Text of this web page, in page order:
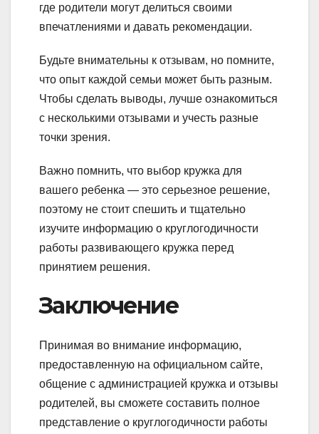
где родители могут делиться своими
впечатлениями и давать рекомендации.
Будьте внимательны к отзывам, но помните,
что опыт каждой семьи может быть разным.
Чтобы сделать выводы, лучше ознакомиться
с несколькими отзывами и учесть разные
точки зрения.
Важно помнить, что выбор кружка для
вашего ребенка — это серьезное решение,
поэтому не стоит спешить и тщательно
изучите информацию о круглогодичности
работы развивающего кружка перед
принятием решения.
Заключение
Принимая во внимание информацию,
предоставленную на официальном сайте,
общение с администрацией кружка и отзывы
родителей, вы сможете составить полное
представление о круглогодичности работы